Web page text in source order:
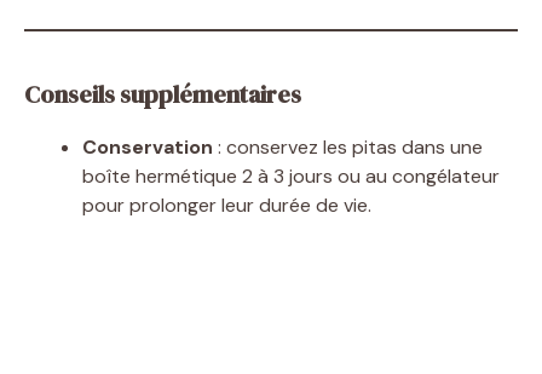
Conseils supplémentaires
Conservation : conservez les pitas dans une
boîte hermétique 2 à 3 jours ou au congélateur
pour prolonger leur durée de vie.